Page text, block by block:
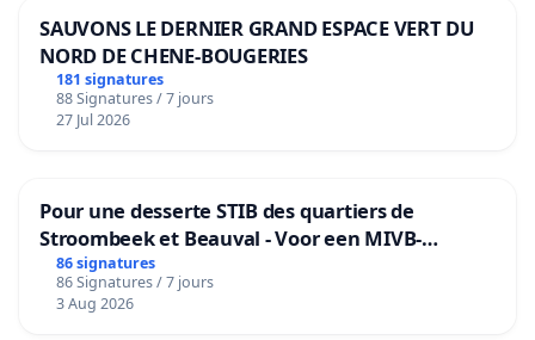
SAUVONS LE DERNIER GRAND ESPACE VERT DU
NORD DE CHENE-BOUGERIES
181 signatures
88 Signatures / 7 jours
27 Jul 2026
Pour une desserte STIB des quartiers de
Stroombeek et Beauval - Voor een MIVB-
bediening van de wijken Strombeek en Het
Voor
86 signatures
86 Signatures / 7 jours
3 Aug 2026